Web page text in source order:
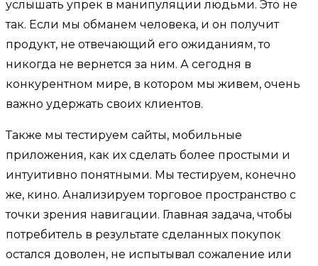
услышать упрек в манипуляции людьми. Это не
так. Если мы обманем человека, и он получит
продукт, не отвечающий его ожиданиям, то
никогда не вернется за ним. А сегодня в
конкурентном мире, в котором мы живем, очень
важно удержать своих клиентов.
Также мы тестируем сайты, мобильные
приложения, как их сделать более простыми и
интуитивно понятными. Мы тестируем, конечно
же, кино. Анализируем торговое пространство с
точки зрения навигации. Главная задача, чтобы
потребитель в результате сделанных покупок
остался доволен, не испытывал сожаление или